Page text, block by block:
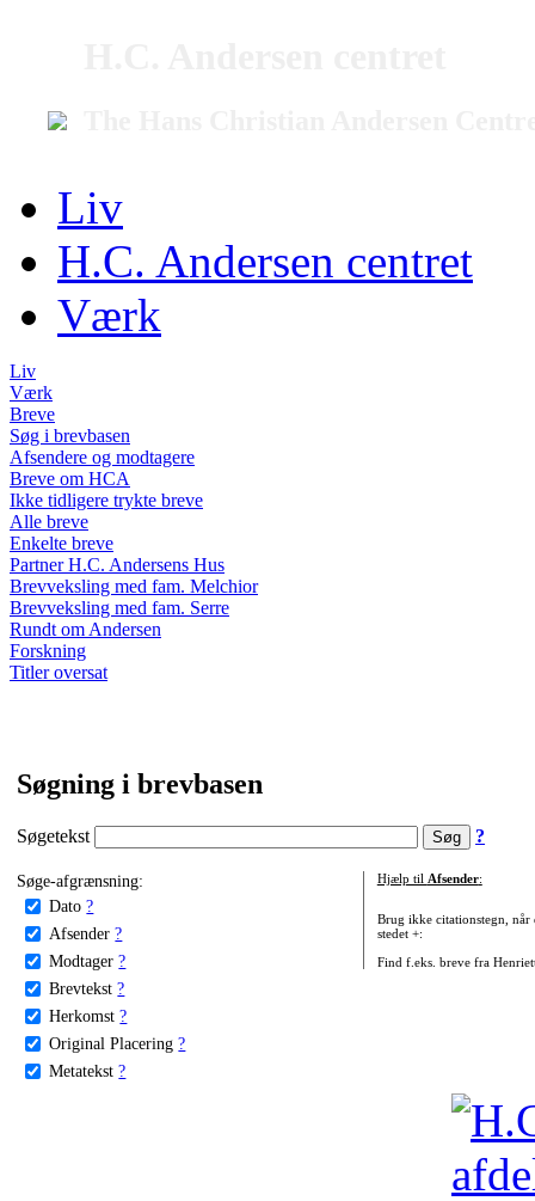
Liv
H.C. Andersen centret
Værk
Liv
Værk
Breve
Søg i brevbasen
Afsendere og modtagere
Breve om HCA
Ikke tidligere trykte breve
Alle breve
Enkelte breve
Partner H.C. Andersens Hus
Brevveksling med fam. Melchior
Brevveksling med fam. Serre
Rundt om Andersen
Forskning
Titler oversat
Søgning i brevbasen
Søgetekst ?
Søge-afgrænsning:
Dato ?
Afsender ?
Modtager ?
Brevtekst ?
Herkomst ?
Original Placering ?
Metatekst ?
Hjælp til Afsender:
Brug ikke citationstegn, når
stedet +:
Find f.eks. breve fra